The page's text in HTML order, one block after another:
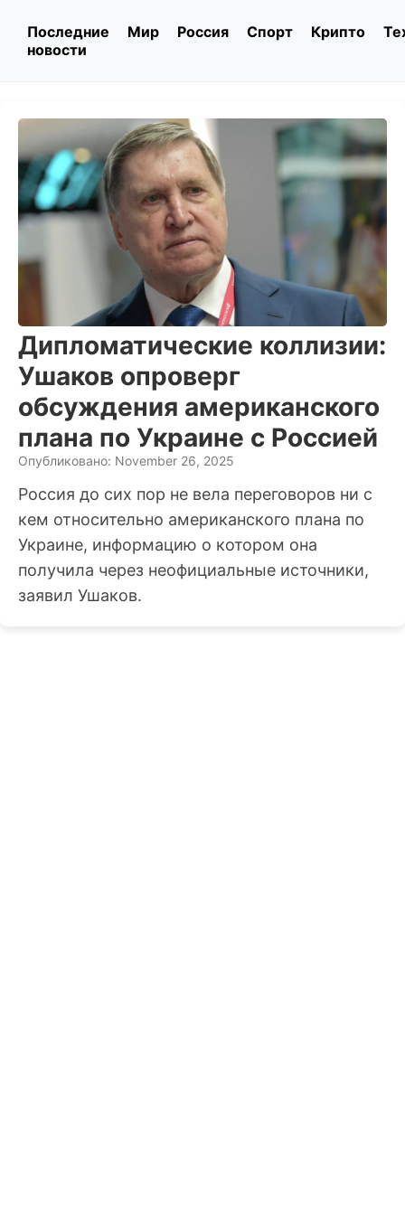
Последние
новости
Мир Россия Спорт Крипто
Дипломатические коллизии:
Ушаков опроверг
обсуждения американского
плана по Украине с Россией
Опубликовано: November 26, 2025
Россия до сих пор не вела переговоров ни с
кем относительно американского плана по
Украине, информацию о котором она
получила через неофициальные источники,
заявил Ушаков.